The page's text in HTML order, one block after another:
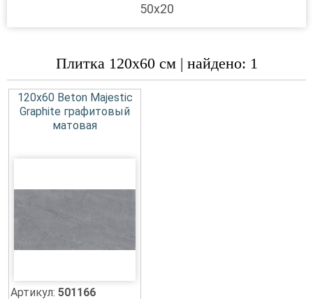
50x20
Плитка 120x60 см | найдено: 1
120x60 Beton Majestic
Graphite графитовый
матовая
Артикул: 501166